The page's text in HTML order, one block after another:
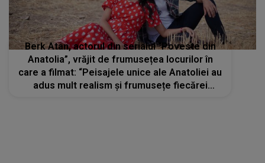
Berk Atan, actorul din serialul “Poveste din
Anatolia”, vrăjit de frumusețea locurilor în
care a filmat: “Peisajele unice ale Anatoliei au
adus mult realism și frumusețe fiecărei